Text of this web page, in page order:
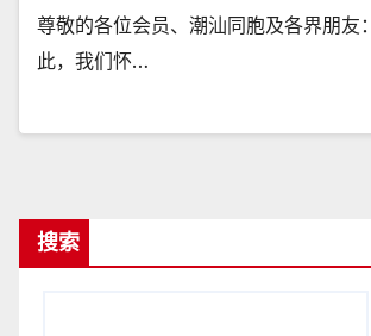
尊敬的各位会员、潮汕同胞及各界朋友
此，我们怀…
搜索